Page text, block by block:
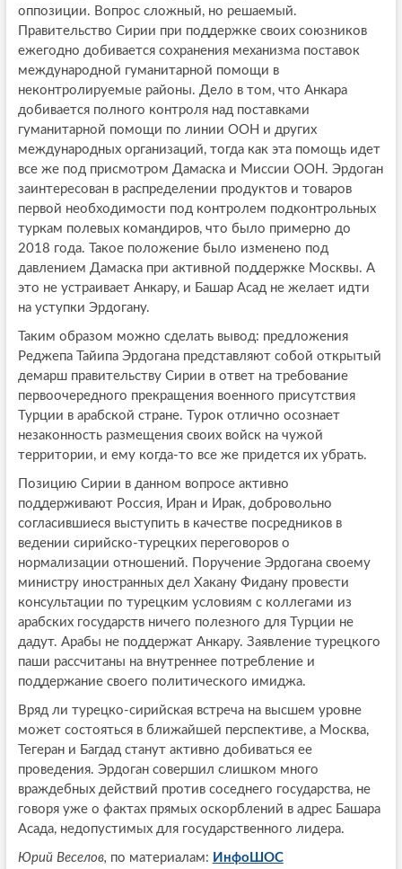
оппозиции. Вопрос сложный, но решаемый.
Правительство Сирии при поддержке своих союзников
ежегодно добивается сохранения механизма поставок
международной гуманитарной помощи в
неконтролируемые районы. Дело в том, что Анкара
добивается полного контроля над поставками
гуманитарной помощи по линии ООН и других
международных организаций, тогда как эта помощь идет
все же под присмотром Дамаска и Миссии ООН. Эрдоган
заинтересован в распределении продуктов и товаров
первой необходимости под контролем подконтрольных
туркам полевых командиров, что было примерно до
2018 года. Такое положение было изменено под
давлением Дамаска при активной поддержке Москвы. А
это не устраивает Анкару, и Башар Асад не желает идти
на уступки Эрдогану.
Таким образом можно сделать вывод: предложения
Реджепа Тайипа Эрдогана представляют собой открытый
демарш правительству Сирии в ответ на требование
первоочередного прекращения военного присутствия
Турции в арабской стране. Турок отлично осознает
незаконность размещения своих войск на чужой
территории, и ему когда-то все же придется их убрать.
Позицию Сирии в данном вопросе активно
поддерживают Россия, Иран и Ирак, добровольно
согласившиеся выступить в качестве посредников в
ведении сирийско-турецких переговоров о
нормализации отношений. Поручение Эрдогана своему
министру иностранных дел Хакану Фидану провести
консультации по турецким условиям с коллегами из
арабских государств ничего полезного для Турции не
дадут. Арабы не поддержат Анкару. Заявление турецкого
паши рассчитаны на внутреннее потребление и
поддержание своего политического имиджа.
Вряд ли турецко-сирийская встреча на высшем уровне
может состояться в ближайшей перспективе, а Москва,
Тегеран и Багдад станут активно добиваться ее
проведения. Эрдоган совершил слишком много
враждебных действий против соседнего государства, не
говоря уже о фактах прямых оскорблений в адрес Башара
Асада, недопустимых для государственного лидера.
Юрий Веселов, по материалам: ИнфоШОС